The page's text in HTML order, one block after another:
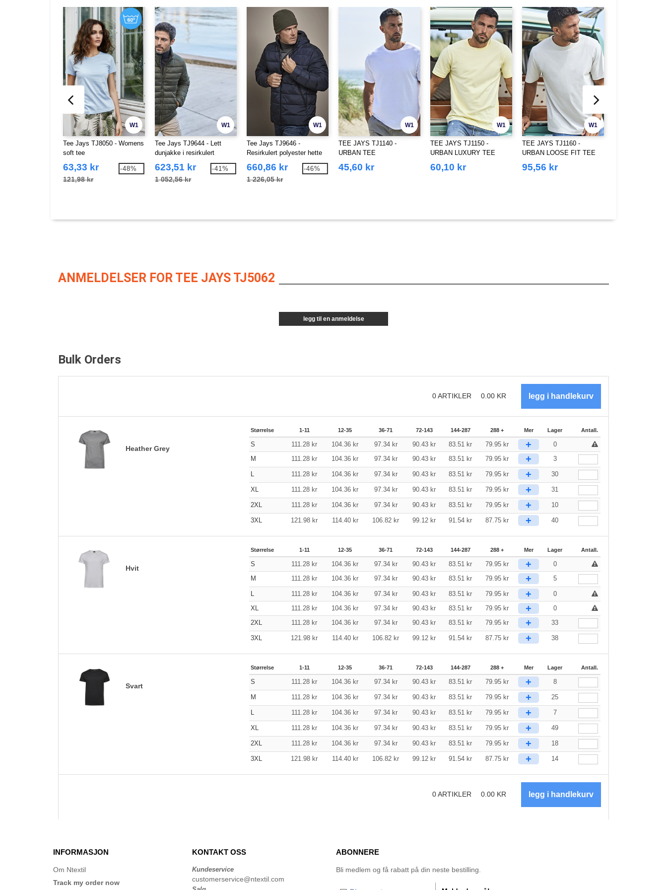
W1
Tee Jays TJ8050 - Womens
soft tee
63,33 kr
121,98 kr
-48%
W1
Tee Jays TJ9644 - Lett
dunjakke i resirkulert
623,51 kr
1 052,56 kr
-41%
W1
Tee Jays TJ9646 -
Resirkulert polyester hette
660,86 kr
1 226,05 kr
-46%
W1
TEE JAYS TJ1140 -
URBAN TEE
45,60 kr
W1
TEE JAYS TJ1150 -
URBAN LUXURY TEE
60,10 kr
W1
TEE JAYS TJ1160 -
URBAN LOOSE FIT TEE
95,56 kr
ANMELDELSER FOR TEE JAYS TJ5062
legg til en anmeldelse
Bulk Orders
0ARTIKLER 0.00 KR
Heather Grey
Størrelse 1-11 12-35 36-71 72-143 144-287 288 + Mer Lager Antall.
S 111.28 kr 104.36 kr 97.34 kr 90.43 kr 83.51 kr 79.95 kr +
0
M
111.28 kr 104.36 kr 97.34 kr 90.43 kr 83.51 kr 79.95 kr + 3
111.28 kr 104.36 kr 97.34 kr 90.43 kr 83.51 kr 79.95 kr + 30
XL 111.28 kr 104.36 kr 97.34 kr 90.43 kr 83.51 kr 79.95 kr + 31
2XL 111.28 kr 104.36 kr 97.34 kr 90.43 kr 83.51 kr 79.95 kr + 10
3XL 121.98 kr 114.40 kr 106.82 kr 99.12 kr 91.54 kr 87.75 kr + 40
Hvit
Størrelse 1-11 12-35 36-71 72-143 144-287 288 + Mer Lager Antall.
S 111.28 kr 104.36 kr 97.34 kr 90.43 kr 83.51 kr 79.95 kr +
0
M
111.28 kr 104.36 kr 97.34 kr 90.43 kr 83.51 kr 79.95 kr + 5
111.28 kr 104.36 kr 97.34 kr 90.43 kr 83.51 kr 79.95 kr +
0
XL
111.28 kr 104.36 kr 97.34 kr 90.43 kr 83.51 kr 79.95 kr +
0
2XL
111.28 kr 104.36 kr 97.34 kr 90.43 kr 83.51 kr 79.95 kr + 33
3XL 121.98 kr 114.40 kr 106.82 kr 99.12 kr 91.54 kr 87.75 kr + 38
Svart
Størrelse 1-11 12-35 36-71 72-143 144-287 288 + Mer Lager Antall.
S 111.28 kr 104.36 kr 97.34 kr 90.43 kr 83.51 kr 79.95 kr + 8
M 111.28 kr 104.36 kr 97.34 kr 90.43 kr 83.51 kr 79.95 kr + 25
111.28 kr 104.36 kr 97.34 kr 90.43 kr 83.51 kr 79.95 kr + 7
XL 111.28 kr 104.36 kr 97.34 kr 90.43 kr 83.51 kr 79.95 kr + 49
2XL 111.28 kr 104.36 kr 97.34 kr 90.43 kr 83.51 kr 79.95 kr + 18
3XL 121.98 kr 114.40 kr 106.82 kr 99.12 kr 91.54 kr 87.75 kr + 14
0ARTIKLER 0.00 KR
INFORMASJON
Om Ntextil
Track my order now
KONTAKT OSS
Kundeservice
customerservice@ntextil.com
ABONNERE
Bli medlem og få rabatt på din neste bestilling.